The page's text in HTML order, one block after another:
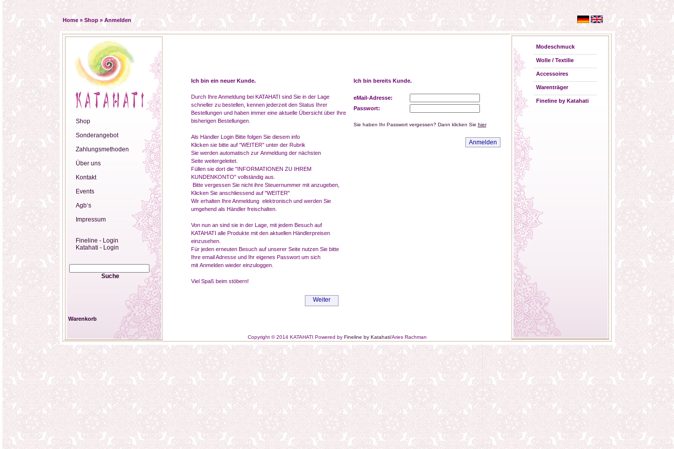
Home»Shop»Anmelden
Shop
Sonderangebot
Zahlungsmethoden
Über uns
Kontakt
Events
Agb‘s
Impressum
Fineline - Login
Katahati - Login
Suche
Ich bin ein neuer Kunde.
Durch Ihre Anmeldung bei KATAHATI sind Sie in der Lage
schneller zu bestellen, kennen jederzeit den Status Ihrer
Bestellungen und haben immer eine aktuelle Übersicht über Ihre
bisherigen Bestellungen.
Als Händler Login Bitte folgen Sie diesem info
Klicken sie bitte auf "WEITER" unter der Rubrik
Sie werden automatisch zur Anmeldung der nächsten
Seite weitergeleitet.
Füllen sie dort die "INFORMATIONEN ZU IHREM
KUNDENKONTO" vollständig aus.
Bitte vergessen Sie nicht ihre Steuernummer mit anzugeben,
Klicken Sie anschliessend auf "WEITER"
Wir erhalten Ihre Anmeldung elektronisch und werden Sie
umgehend als Händler freischalten.
Von nun an sind sie in der Lage, mit jedem Besuch auf
KATAHATI alle Produkte mit den aktuellen Händlerpreisen
einzusehen.
Für jeden erneuten Besuch auf unserer Seite nutzen Sie bitte
Ihre email Adresse und Ihr eigenes Passwort um sich
mit Anmelden wieder einzuloggen.
Viel Spaß beim stöbern!
Weiter
Ich bin bereits Kunde.
eMail-Adresse:
Passwort:
Sie haben Ihr Passwort vergessen? Dann klicken Sie hier
Modeschmuck
Wolle / Textilie
Accessoires
Warenträger
Fineline by Katahati
Warenkorb
Copyright © 2014 KATAHATI Powered by Fineline by Katahati/Aries Rachman